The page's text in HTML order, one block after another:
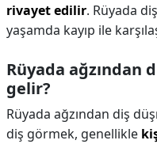
rivayet edilir. Rüyada
yaşamda kayıp ile
Rüyada ağzından
gelir?
Rüyada ağzından diş
diş görmek, genellikle